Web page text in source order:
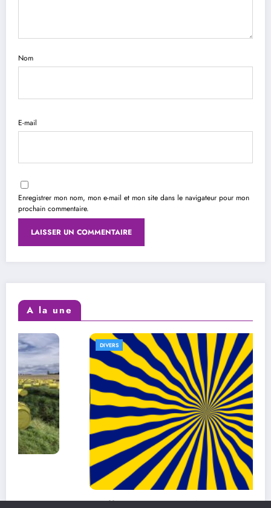
Nom
E-mail
Enregistrer mon nom, mon e-mail et mon site dans le navigateur pour mon
prochain commentaire.
A la une
DIVERS